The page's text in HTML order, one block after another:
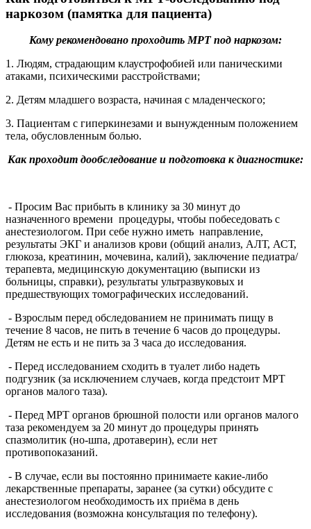
наркозом (памятка для пациента)
Кому рекомендовано проходить МРТ под наркозом:
1. Людям, страдающим клаустрофобией или паническими
атаками, психическими расстройствами;
2. Детям младшего возраста, начиная с младенческого;
3. Пациентам с гиперкинезами и вынужденным положением
тела, обусловленным болью.
Как проходит дообследование и подготовка к диагностике:
- Просим Вас прибыть в клинику за 30 минут до
назначенного времени процедуры, чтобы побеседовать с
анестезиологом. При себе нужно иметь направление,
результаты ЭКГ и анализов крови (общий анализ, АЛТ, АСТ,
глюкоза, креатинин, мочевина, калий), заключение педиатра/
терапевта, медицинскую документацию (выписки из
больницы, справки), результаты ультразвуковых и
предшествующих томографических исследований.
- Взрослым перед обследованием не принимать пищу в
течение 8 часов, не пить в течение 6 часов до процедуры.
Детям не есть и не пить за 3 часа до исследования.
- Перед исследованием сходить в туалет либо надеть
подгузник (за исключением случаев, когда предстоит МРТ
органов малого таза).
- Перед МРТ органов брюшной полости или органов малого
таза рекомендуем за 20 минут до процедуры принять
спазмолитик (но-шпа, дротаверин), если нет
противопоказаний.
- В случае, если вы постоянно принимаете какие-либо
лекарственные препараты, заранее (за сутки) обсудите с
анестезиологом необходимость их приёма в день
исследования (возможна консультация по телефону).